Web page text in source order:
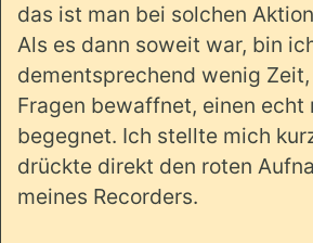
das ist man bei solchen
Als es dann soweit war, bin
dementsprechend wenig
Fragen bewaffnet, einen echt
begegnet. Ich stellte mich
drückte direkt den roten
meines Recorders.